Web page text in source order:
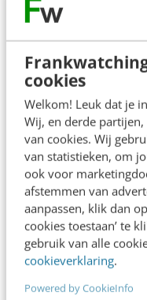
cookies
Welkom! Leuk dat je
Wij, en derde
van cookies. Wij
van statistieken, om
ook voor
afstemmen van
aanpassen, klik dan
cookies toestaan’ te
gebruik van alle
cookieverklaring.
Powered by CookieInfo
dit blijkt ook nog
aantal bedrijven
zoekt op een bijna
goede ideeën
concepten. Als je
je uiteraard de
crowd wel
klei is dan ook het
VP Knowledge,
Siemens
6. Last but not